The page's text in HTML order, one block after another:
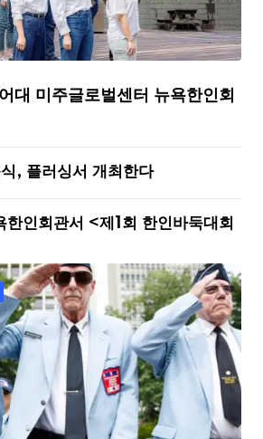
대 미주글로벌센터 뉴욕한인회
, 플러싱서 개최한다
인회관서 <제1회 한인바둑대회